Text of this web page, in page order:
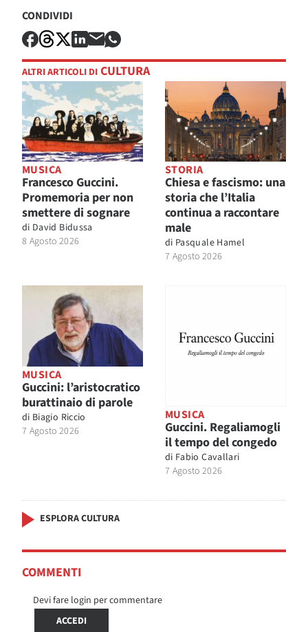
CONDIVIDI
ALTRI ARTICOLI DI CULTURA
MUSICA
Francesco Guccini.
Promemoria per non
smettere di sognare
di David Bidussa
8 Agosto 2026
STORIA
Chiesa e fascismo: una
storia che l’Italia
continua a raccontare
male
di Pasquale Hamel
7 Agosto 2026
MUSICA
Guccini: l’aristocratico
burattinaio di parole
di Biagio Riccio
7 Agosto 2026
MUSICA
Guccini. Regaliamogli
il tempo del congedo
di Fabio Cavallari
7 Agosto 2026
ESPLORA CULTURA
COMMENTI
Devi fare login per commentare
ACCEDI